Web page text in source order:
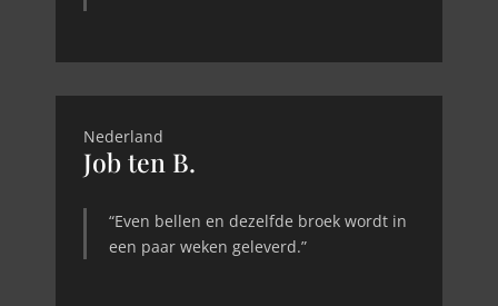
Nederland
Job ten B.
“Even bellen en dezelfde broek wordt in
een paar weken geleverd.”